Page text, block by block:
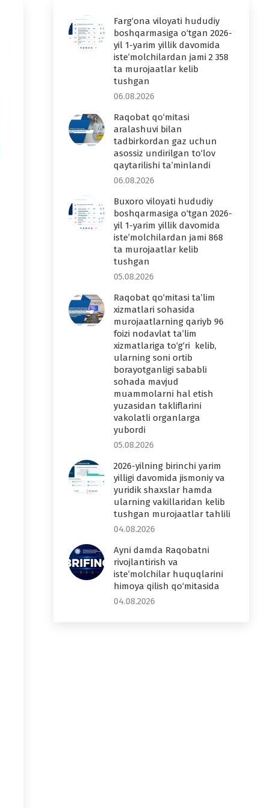
Farg‘ona viloyati hududiy
boshqarmasiga o‘tgan 2026-
yil 1-yarim yillik davomida
iste’molchilardan jami 2 358
ta murojaatlar kelib
tushgan
06.08.2026
Raqobat qo‘mitasi
aralashuvi bilan
tadbirkordan gaz uchun
asossiz undirilgan to‘lov
qaytarilishi ta’minlandi
06.08.2026
Buxoro viloyati hududiy
boshqarmasiga o‘tgan 2026-
yil 1-yarim yillik davomida
iste’molchilardan jami 868
ta murojaatlar kelib
tushgan
05.08.2026
Raqobat qo‘mitasi ta’lim
xizmatlari sohasida
murojaatlarning qariyb 96
foizi nodavlat ta’lim
xizmatlariga to‘g‘ri kelib,
ularning soni ortib
borayotganligi sababli
sohada mavjud
muammolarni hal etish
yuzasidan takliflarini
vakolatli organlarga
yubordi
05.08.2026
2026-yilning birinchi yarim
yilligi davomida jismoniy va
yuridik shaxslar hamda
ularning vakillaridan kelib
tushgan murojaatlar tahlili
04.08.2026
Ayni damda Raqobatni
rivojlantirish va
iste’molchilar huquqlarini
himoya qilish qo‘mitasida
04.08.2026